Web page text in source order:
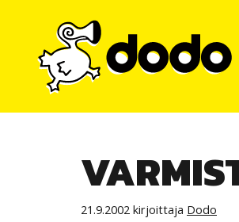
21.9.2002 kirjoittaja Dodo